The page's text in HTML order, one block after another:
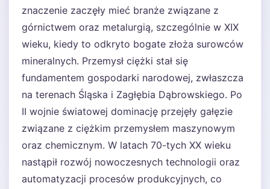
znaczenie zaczęły mieć branże związane z
górnictwem oraz metalurgią, szczególnie w XIX
wieku, kiedy to odkryto bogate złoża surowców
mineralnych. Przemysł ciężki stał się
fundamentem gospodarki narodowej, zwłaszcza
na terenach Śląska i Zagłębia Dąbrowskiego. Po
II wojnie światowej dominację przejęły gałęzie
związane z ciężkim przemysłem maszynowym
oraz chemicznym. W latach 70-tych XX wieku
nastąpił rozwój nowoczesnych technologii oraz
automatyzacji procesów produkcyjnych, co